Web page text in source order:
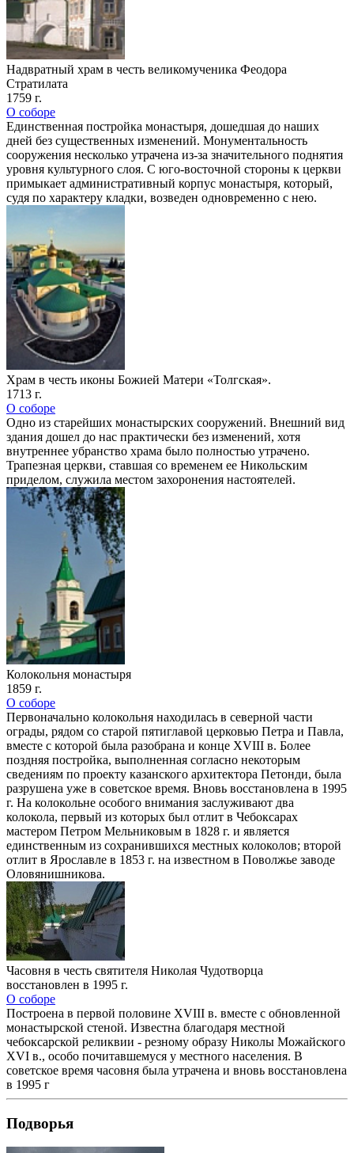
Надвратный храм в честь великомученика Феодора
Стратилата
1759 г.
О соборе
Единственная постройка монастыря, дошедшая до наших
дней без существенных изменений. Монументальность
сооружения несколько утрачена из-за значительного поднятия
уровня культурного слоя. С юго-восточной стороны к церкви
примыкает административный корпус монастыря, который,
судя по характеру кладки, возведен одновременно с нею.
Храм в честь иконы Божией Матери «Толгская».
1713 г.
О соборе
Одно из старейших монастырских сооружений. Внешний вид
здания дошел до нас практически без изменений, хотя
внутреннее убранство храма было полностью утрачено.
Трапезная церкви, ставшая со временем ее Никольским
приделом, служила местом захоронения настоятелей.
Колокольня монастыря
1859 г.
О соборе
Первоначально колокольня находилась в северной части
ограды, рядом со старой пятиглавой церковью Петра и Павла,
вместе с которой была разобрана и конце XVIII в. Более
поздняя постройка, выполненная согласно некоторым
сведениям по проекту казанского архитектора Петонди, была
разрушена уже в советское время. Вновь восстановлена в 1995
г. На колокольне особого внимания заслуживают два
колокола, первый из которых был отлит в Чебоксарах
мастером Петром Мельниковым в 1828 г. и является
единственным из сохранившихся местных колоколов; второй
отлит в Ярославле в 1853 г. на известном в Поволжье заводе
Оловянишникова.
Часовня в честь святителя Николая Чудотворца
восстановлен в 1995 г.
О соборе
Построена в первой половине XVIII в. вместе с обновленной
монастырской стеной. Известна благодаря местной
чебоксарской реликвии - резному образу Николы Можайского
XVI в., особо почитавшемуся у местного населения. В
советское время часовня была утрачена и вновь восстановлена
в 1995 г
Подворья